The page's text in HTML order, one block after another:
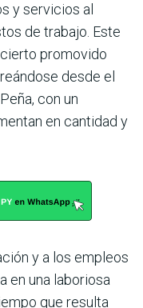
y servicios al
de trabajo. Este
pro­movido
desde el
con un
en canti­dad y
y a los empleos
en una laboriosa
que resulta